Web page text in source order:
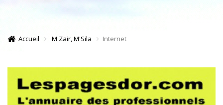
Accueil M'Zair, M'Sila Internet